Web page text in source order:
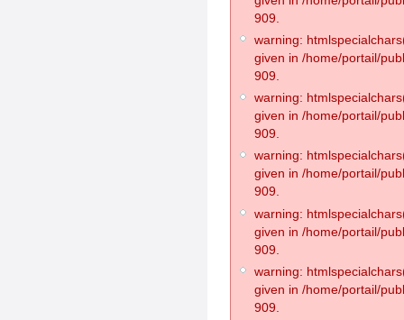
909.
warning:
given in /home/portail/
909.
warning:
given in /home/portail/
909.
warning:
given in /home/portail/
909.
warning:
given in /home/portail/
909.
warning:
given in /home/portail/
909.